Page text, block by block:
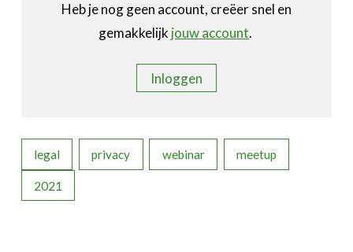
Heb je nog geen account, creëer snel en
gemakkelijk jouw account.
Inloggen
legal privacy webinar meetup
2021